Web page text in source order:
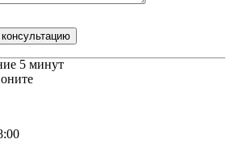
5 минут